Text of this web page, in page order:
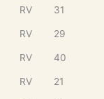
RV 31
RV 29
RV 40
RV 21